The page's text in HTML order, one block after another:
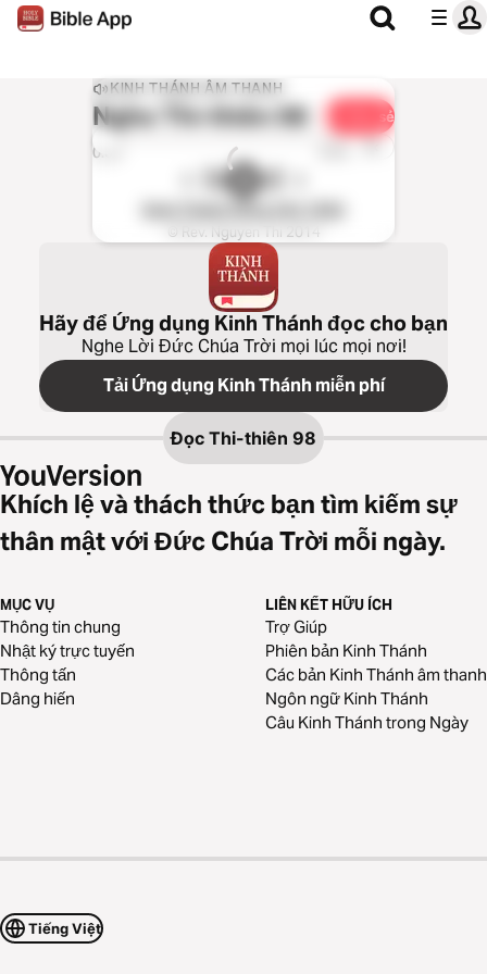
KINH THÁNH ÂM THANH
Nghe Thi-thiên 98 Chia sẻ
0:00 1x
Kinh Thánh tiếng Việt 1934
© Rev. Nguyen Thi 2014
Hãy để Ứng dụng Kinh Thánh đọc cho bạn
Nghe Lời Đức Chúa Trời mọi lúc mọi nơi!
Tải Ứng dụng Kinh Thánh miễn phí
Đọc Thi-thiên 98
Khích lệ và thách thức bạn tìm kiếm sự
thân mật với Đức Chúa Trời mỗi ngày.
MỤC VỤ
Thông tin chung
Nhật ký trực tuyến
Thông tấn
Dâng hiến
LIÊN KẾT HỮU ÍCH
Trợ Giúp
Phiên bản Kinh Thánh
Các bản Kinh Thánh âm thanh
Ngôn ngữ Kinh Thánh
Câu Kinh Thánh trong Ngày
Tiếng Việt